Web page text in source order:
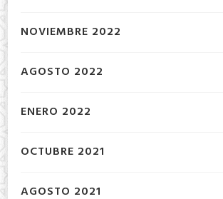
NOVIEMBRE 2022
AGOSTO 2022
ENERO 2022
OCTUBRE 2021
AGOSTO 2021